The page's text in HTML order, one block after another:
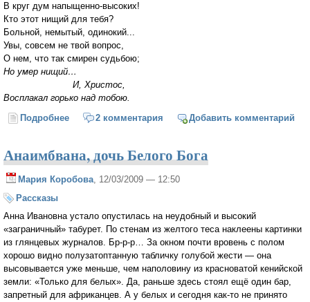
В круг дум напыщенно-высоких!
Кто этот нищий для тебя?
Больной, немытый, одинокий...
Увы, совсем не твой вопрос,
О нем, что так смирен судьбою;
Но умер нищий…
И, Христос,
Восплакал горько над тобою.
Подробнее о В далекий Иерусалим...
2 комментария Добавить комментарий
Анаимбвана, дочь Белого Бога
Мария Коробова , 12/03/2009 — 12:50
Рассказы
Анна Ивановна устало опустилась на неудобный и высокий
«заграничный» табурет. По стенам из желтого теса наклеены картинки
из глянцевых журналов. Бр-р-р… За окном почти вровень с полом
хорошо видно полузатоптанную табличку голубой жести — она
высовывается уже меньше, чем наполовину из красноватой кенийской
земли: «Только для белых». Да, раньше здесь стоял ещё один бар,
запретный для африканцев. А у белых и сегодня как-то не принято